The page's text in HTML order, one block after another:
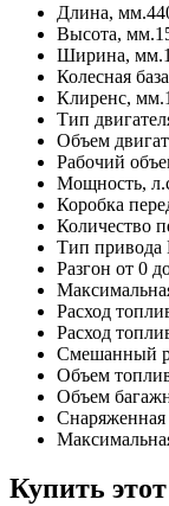
Длина, мм.
Высота, мм.
Ширина, мм.
Колесная
Клиренс, мм.
Тип
Объем
Рабочий
Мощность,
Коробка
Количество
Тип привода
Разгон от 0
Расход
Расход
Смешанный
Объем
Объем
Снаряженная
Купить